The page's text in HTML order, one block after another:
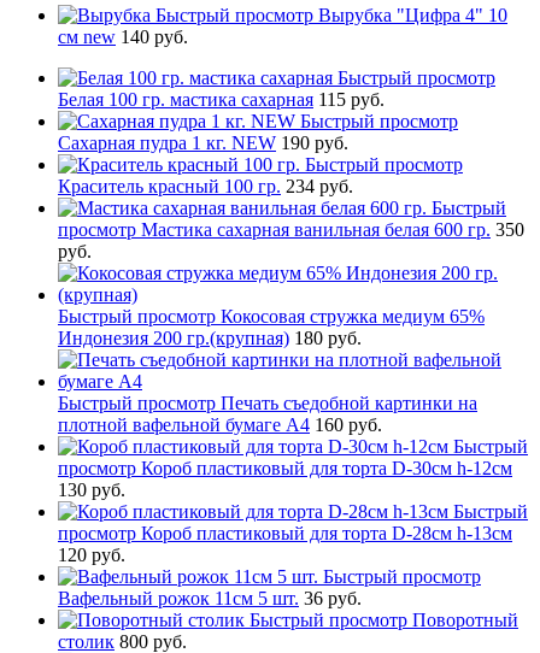
Быстрый просмотр Вырубка "Цифра 4" 10
см new 140 руб.
Быстрый просмотр
Белая 100 гр. мастика сахарная 115 руб.
Быстрый просмотр
Сахарная пудра 1 кг. NEW 190 руб.
Быстрый просмотр
Краситель красный 100 гр. 234 руб.
Быстрый
просмотр Мастика сахарная ванильная белая 600 гр. 350
руб.
Быстрый просмотр Кокосовая стружка медиум 65%
Индонезия 200 гр.(крупная) 180 руб.
Быстрый просмотр Печать съедобной картинки на
плотной вафельной бумаге А4 160 руб.
Быстрый
просмотр Короб пластиковый для торта D-30см h-12см
130 руб.
Быстрый
просмотр Короб пластиковый для торта D-28см h-13см
120 руб.
Быстрый просмотр
Вафельный рожок 11см 5 шт. 36 руб.
Быстрый просмотр Поворотный
столик 800 руб.